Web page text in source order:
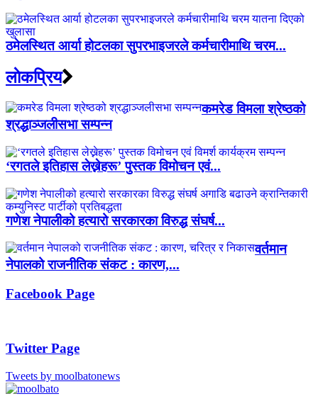
ठमेलस्थित आर्या होटलका सुपरभाइजरले कर्मचारीमाथि चरम...
लाेकप्रिय
कमरेड विमला श्रेष्ठको
श्रद्धाञ्जलीसभा सम्पन्न
‘रगतले इतिहास लेख्नेहरू’ पुस्तक विमोचन एवं...
गणेश नेपालीको हत्यारो सरकारका विरुद्ध संघर्ष...
वर्तमान
नेपालको राजनीतिक संकट : कारण,...
Facebook Page
Twitter Page
Tweets by moolbatonews